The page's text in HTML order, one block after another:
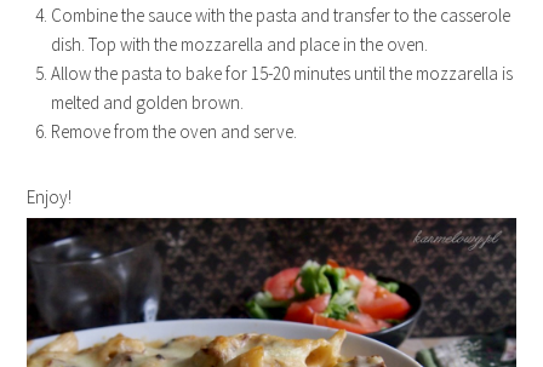
Combine the sauce with the pasta and transfer to the casserole
dish. Top with the mozzarella and place in the oven.
Allow the pasta to bake for 15-20 minutes until the mozzarella is
melted and golden brown.
Remove from the oven and serve.
Enjoy!